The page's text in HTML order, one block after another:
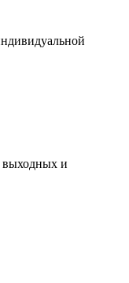
выходных и